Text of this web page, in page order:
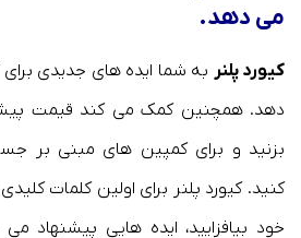
می دهد.
کیورد پلنر به شما ایده های جدیدی
دهد. همچنین کمک می کند قیمت
بزنید و برای کمپین های مبنی بر
کنید. کیورد پلنر برای اولین کلمات
خود بیافزایید، ایده هایی پیشنهاد